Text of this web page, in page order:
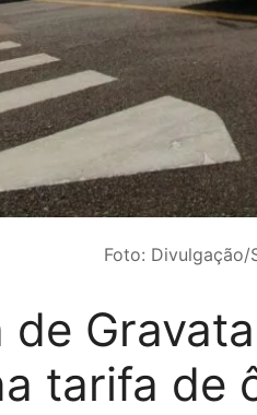
Foto: Divulgação/
de
tarifa de